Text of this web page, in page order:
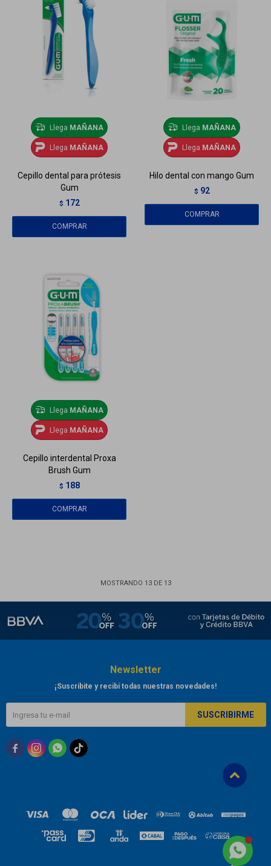
Llega MAÑANA
Llega MAÑANA
Cepillo dental para prótesis
Gum
$ 172
Llega MAÑANA
Llega MAÑANA
Hilo dental con mango Gum
$ 92
Llega MAÑANA
Llega MAÑANA
Cepillo interdental Proxa
Brush Gum
$ 188
MOSTRANDO 13DE 13
Newsletter
¡Suscribite y recibí todas nuestras novedades!
SUSCRIBIRME
  